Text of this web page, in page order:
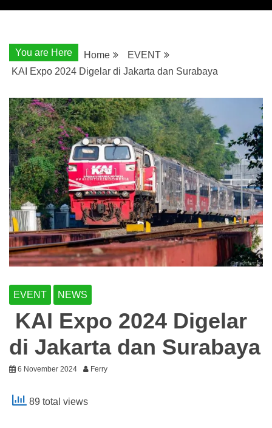
You are Here Home
EVENT
KAI Expo 2024 Digelar di Jakarta dan Surabaya
EVENT NEWS
KAI Expo 2024 Digelar
di Jakarta dan Surabaya
6 November 2024 Ferry
89 total views